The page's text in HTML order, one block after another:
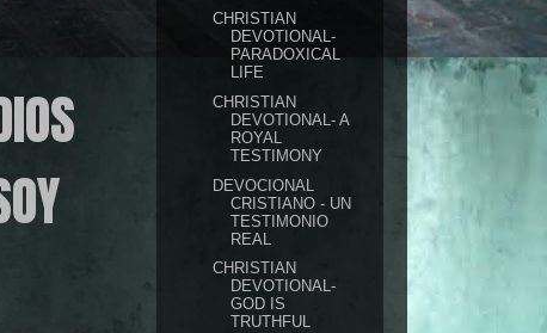
CHRISTIAN
DEVOTIONAL-
PARADOXICAL
LIFE
CHRISTIAN
DEVOTIONAL- A
ROYAL
TESTIMONY
DEVOCIONAL
CRISTIANO - UN
TESTIMONIO
REAL
CHRISTIAN
DEVOTIONAL-
GOD IS
TRUTHFUL